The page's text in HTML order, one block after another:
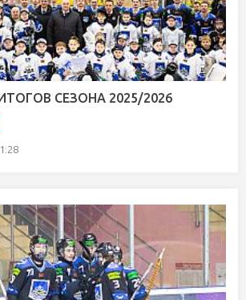
СЕЗОНА 2025/2026